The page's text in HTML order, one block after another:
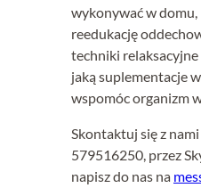
wykonywać w
reedukację
techniki
jaką suplementacje
wspomóc organizm
Skontaktuj się z
579516250, przez
napisz do nas na